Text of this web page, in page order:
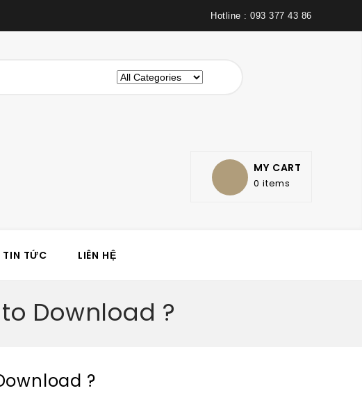
Hotline : 093 377 43 86
MY CART
0 items
TIN TỨC LIÊN HỆ
Download ?
?